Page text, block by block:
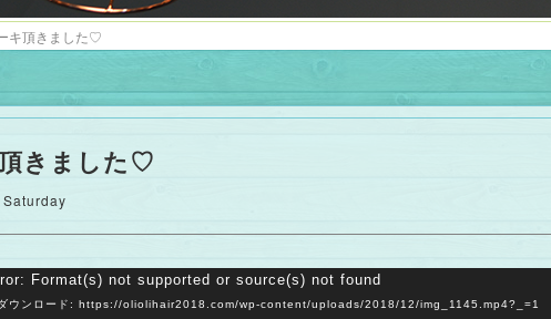
キ頂きました♡
きました♡
Format(s) not supported or source(s) not found
ダウンロード: https://oliolihair2018.com/wp-content/uploads/2018/12/img_1145.mp4?_=1